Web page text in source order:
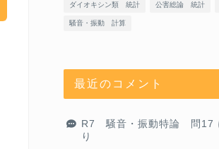
ダイオキシン類 統計 公害総論 統計
騒音・振動 計算
最近のコメント
R7 騒音・振動特論 問17
り